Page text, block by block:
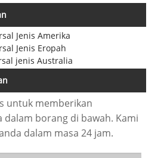
Jenis Amerika
Jenis Eropah
jenis Australia
untuk memberikan
dalam borang di bawah. Kami
dalam masa 24 jam.